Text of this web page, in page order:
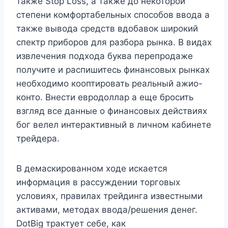
степени комфортабельных способов ввода а
также вывода средств вдобавок широкий
спектр приборов для разбора рынка. В видах
извлечения подхода буква перепродаже
получите и распишитесь финансовых рынках
необходимо кооптировать реальный ажио-
конто. Внести евродоллар а еще бросить
взгляд все данные о финансовых действиях
бог велел интерактивный в личном кабинете
трейдера.
В демаскированном ходе искается
информация в рассуждении торговых
условиях, правилах трейдинга известными
активами, методах ввода/решения денег.
DotBig трактует себе, как